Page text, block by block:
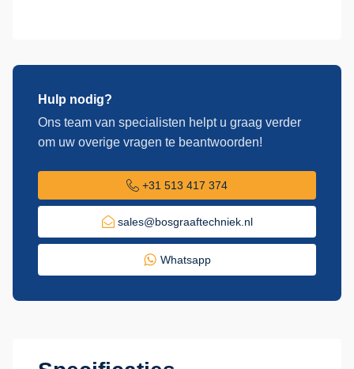
Hulp nodig?
Ons team van specialisten helpt u graag verder
om uw overige vragen te beantwoorden!
+31 513 417 374
sales@bosgraaftechniek.nl
Whatsapp